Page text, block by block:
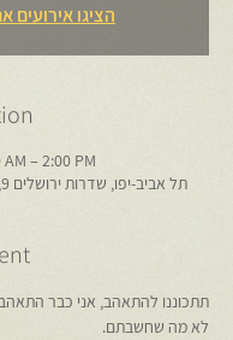
הציגו אירועים
– 2:00 PM
תל אביב-יפו, שדרות ירושלים 9, תל אביב-יפו, ישראל
תתכוננו להתאהב, אני כבר
לא מה שחשבתם.